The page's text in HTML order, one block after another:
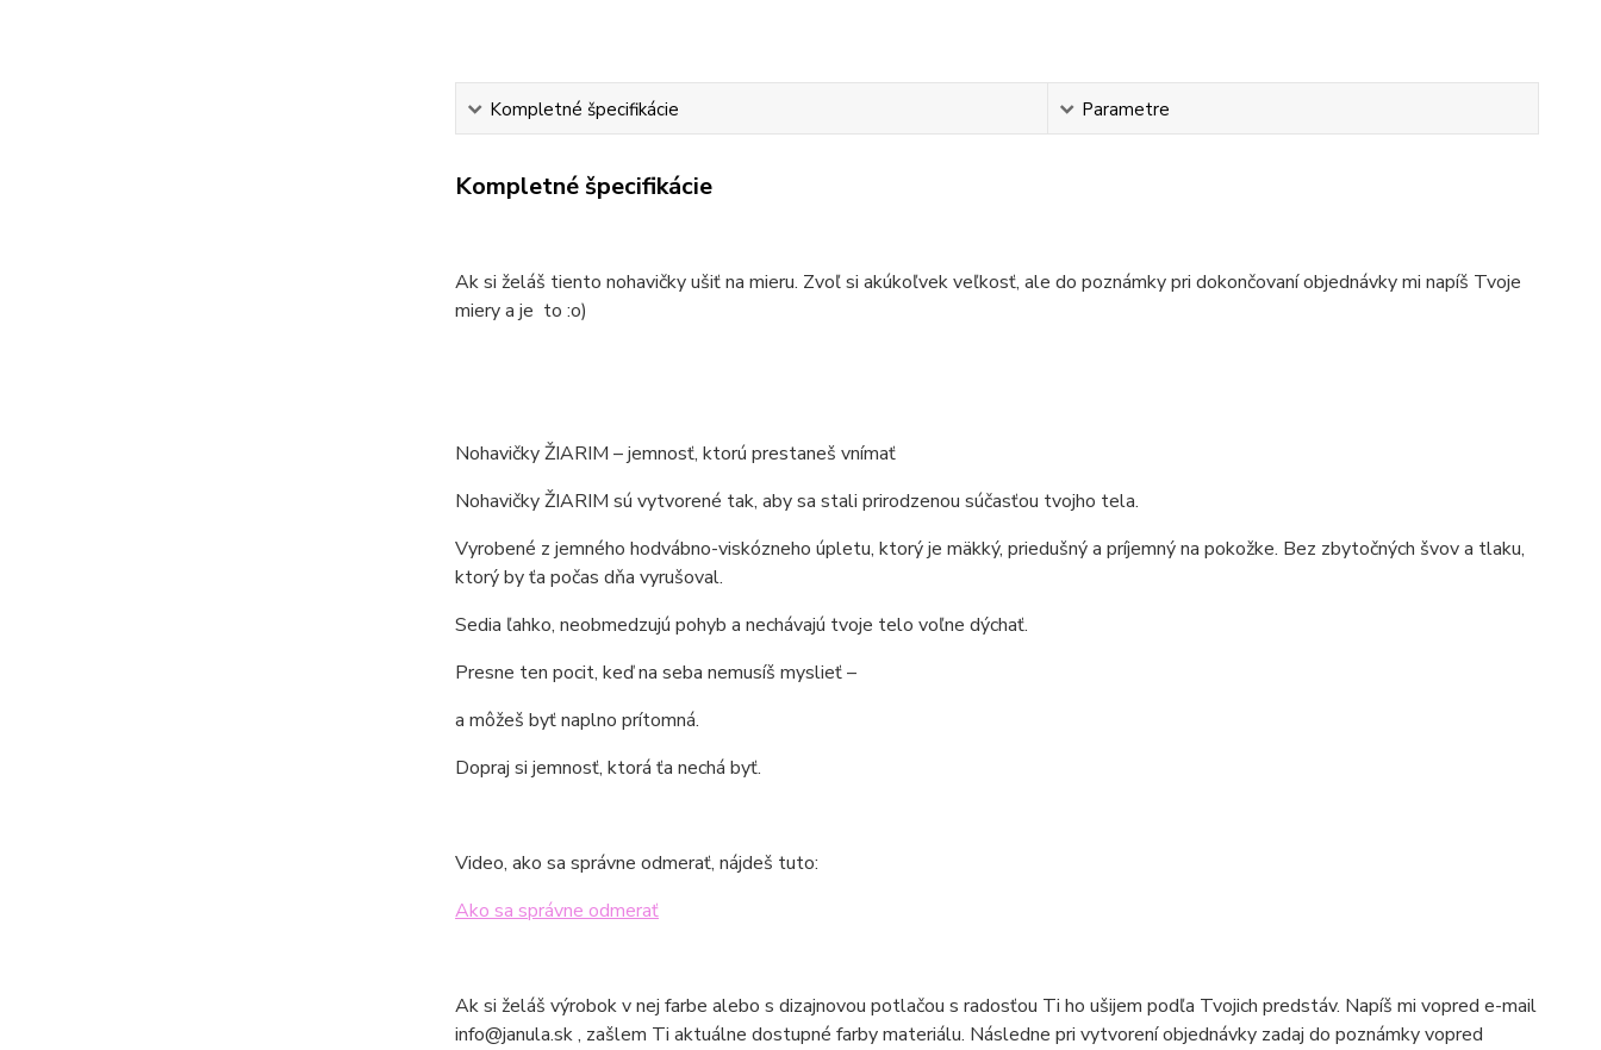
Kompletné špecifikácie Parametre
Kompletné špecifikácie
Ak si želáš tiento nohavičky ušiť na mieru. Zvoľ si akúkoľvek veľkosť, ale do poznámky pri dokončovaní objednávky mi napíš Tvoje
miery a je to :o)
Nohavičky ŽIARIM – jemnosť, ktorú prestaneš vnímať
Nohavičky ŽIARIM sú vytvorené tak, aby sa stali prirodzenou súčasťou tvojho tela.
Vyrobené z jemného hodvábno-viskózneho úpletu, ktorý je mäkký, priedušný a príjemný na pokožke. Bez zbytočných švov a tlaku,
ktorý by ťa počas dňa vyrušoval.
Sedia ľahko, neobmedzujú pohyb a nechávajú tvoje telo voľne dýchať.
Presne ten pocit, keď na seba nemusíš myslieť –
a môžeš byť naplno prítomná.
Dopraj si jemnosť, ktorá ťa nechá byť.
Video, ako sa správne odmerať, nájdeš tuto:
Ako sa správne odmerať
Ak si želáš výrobok v nej farbe alebo s dizajnovou potlačou s radosťou Ti ho ušijem podľa Tvojich predstáv. Napíš mi vopred e-mail
info@janula.sk , zašlem Ti aktuálne dostupné farby materiálu. Následne pri vytvorení objednávky zadaj do poznámky vopred